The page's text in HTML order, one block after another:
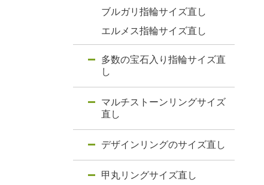
ブルガリ指輪サイズ直し
エルメス指輪サイズ直し
多数の宝石入り指輪サイズ直
し
マルチストーンリングサイズ
直し
デザインリングのサイズ直し
甲丸リングサイズ直し